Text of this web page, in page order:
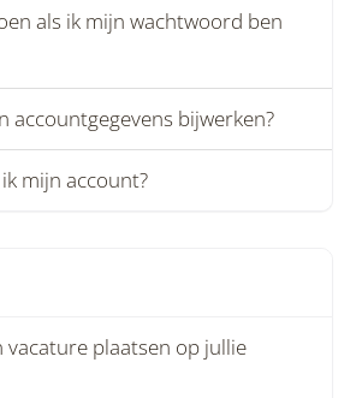
als ik mijn wachtwoord ben
accountgegevens bijwerken?
mijn account?
vacature plaatsen op jullie